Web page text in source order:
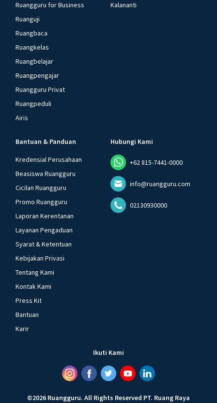
Ruangguru for Business
Ruanguji
Ruangbaca
Ruangkelas
Ruangbelajar
Ruangpengajar
Ruangguru Privat
Ruangpeduli
Airis
Kalananti
Bantuan & Panduan
Kredensial Perusahaan
Beasiswa Ruangguru
Cicilan Ruangguru
Promo Ruangguru
Laporan Kerentanan
Layanan Pengaduan
Syarat & Ketentuan
Kebijakan Privasi
Tentang Kami
Kontak Kami
Press Kit
Bantuan
Karir
Hubungi Kami
+62 815-7441-0000
info@ruangguru.com
02130930000
Ikuti Kami
©2026 Ruangguru. All Rights Reserved PT. Ruang Raya